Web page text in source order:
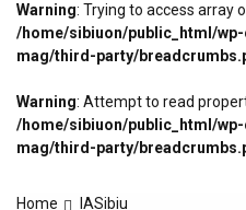
Warning: Trying to access array
/home/sibiuon/public_html/
mag/third-party/
Warning: Attempt to read
/home/sibiuon/public_html/
mag/third-party/
Home IASibiu